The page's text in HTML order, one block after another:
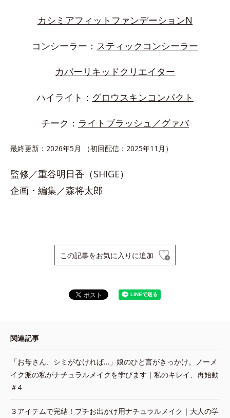
カシミアフィットファンデーションN
コンシーラー： スティックコンシーラー
カバーリキッドクリエイター
ハイライト： グロウスキンコンパクト
チーク： ライトブラッシュ／グァバ
最終更新：2026年5月 （初回配信：2025年11月）
監修／重谷明日香（SHIGE）
企画・編集／森将太郎
この記事をお気に入りに追加
関連記事
「お母さん、シミがなければ…」娘のひと言がきっかけ。ノーメ
イク派の私がナチュラルメイクを学びます｜私のキレイ、再始動
＃4
３アイテムで完結！プチお出かけ用ナチュラルメイク｜大人の学